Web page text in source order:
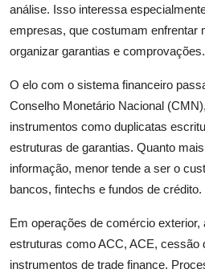
análise. Isso interessa
empresas, que costumam enfrentar
organizar garantias e comprovações.
O elo com o sistema financeiro
Conselho Monetário Nacional
instrumentos como duplicatas
estruturas de garantias. Quanto
informação, menor tende a ser o
bancos, fintechs e fundos de crédito.
Em operações de comércio
estruturas como ACC, ACE, cessão
instrumentos de trade finance.